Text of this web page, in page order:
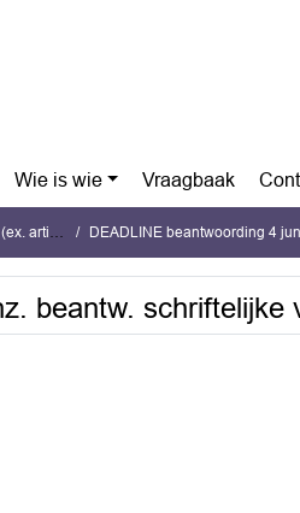
Wie is wie Vraagbaak
33 RvO) DEADLINE beantwoording 4 juni 2026 Schriftelijke
beantw. schriftelijke